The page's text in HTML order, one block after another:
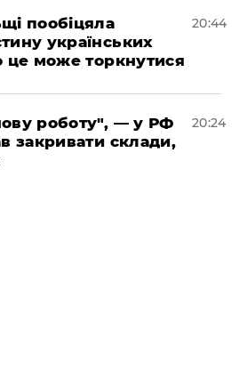
пообіцяла
українських
це може торкнутися
20:44
роботу", — у РФ
закривати склади,
20:24